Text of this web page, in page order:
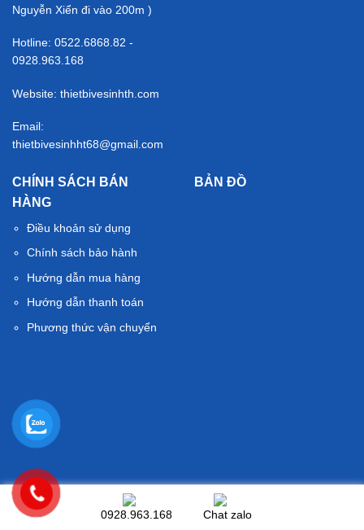
Nguyễn Xiển đi vào 200m )
Hotline: 0522.6868.82 -
0928.963.168
Website: thietbivesinhth.com
Email:
thietbivesinhht68@gmail.com
CHÍNH SÁCH BÁN
HÀNG
Điều khoản sử dụng
Chính sách bảo hành
Hướng dẫn mua hàng
Hướng dẫn thanh toán
Phương thức vận chuyển
BẢN ĐỒ
© Thietbivesinhth.com. All rights reserved
0928.963.168 Chat zalo